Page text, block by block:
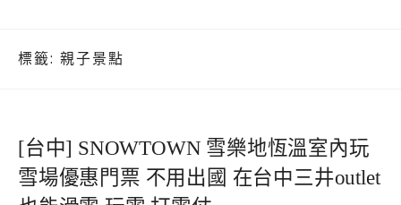
標籤: 親子景點
[台中] SNOWTOWN 雪樂地恆溫室內玩
雪場優惠門票 不用出國 在台中三井outlet